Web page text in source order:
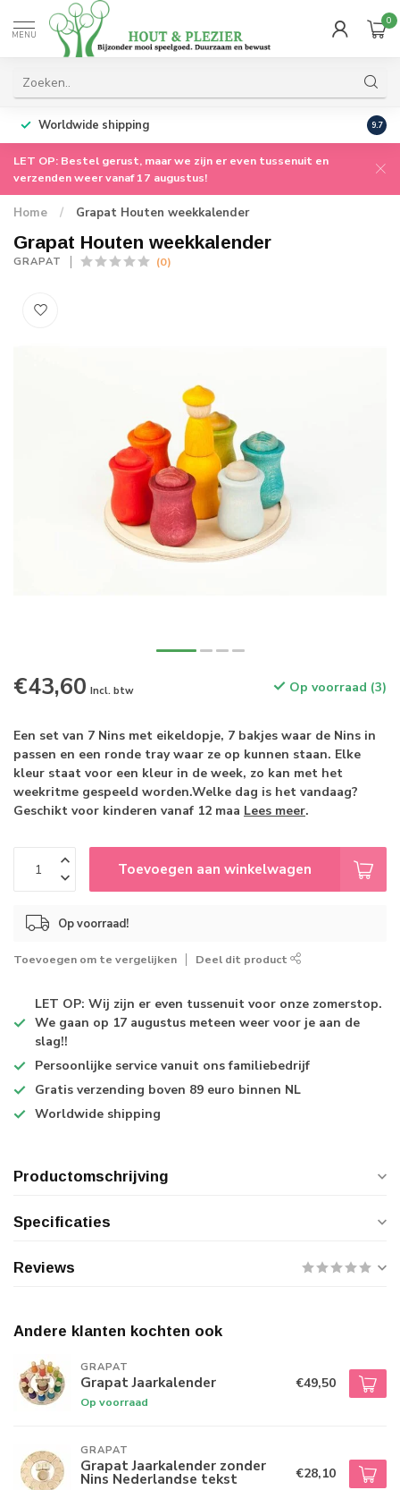
MENU
0
Worldwide shipping 9.7
LET OP: Bestel gerust, maar we zijn er even tussenuit en
verzenden weer vanaf 17 augustus!
Home / Grapat Houten weekkalender
Grapat Houten weekkalender
GRAPAT (0)
€43,60 Incl. btw Op voorraad (3)
Een set van 7 Nins met eikeldopje, 7 bakjes waar de Nins in
passen en een ronde tray waar ze op kunnen staan. Elke
kleur staat voor een kleur in de week, zo kan met het
weekritme gespeeld worden.Welke dag is het vandaag?
Geschikt voor kinderen vanaf 12 maa Lees meer.
Toevoegen aan winkelwagen
Op voorraad!
Toevoegen om te vergelijken Deel dit product
LET OP: Wij zijn er even tussenuit voor onze zomerstop.
We gaan op 17 augustus meteen weer voor je aan de
slag!!
Persoonlijke service vanuit ons familiebedrijf
Gratis verzending boven 89 euro binnen NL
Worldwide shipping
Productomschrijving
Specificaties
Reviews
Andere klanten kochten ook
GRAPAT
Grapat Jaarkalender
Op voorraad
€49,50
GRAPAT
Grapat Jaarkalender zonder
Nins Nederlandse tekst €28,10